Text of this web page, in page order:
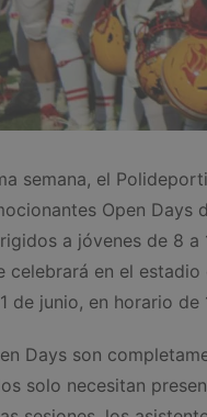
semana, el
Open
a jóvenes de 8 a
celebrará en el
de junio, en horario de
Days son
solo necesitan